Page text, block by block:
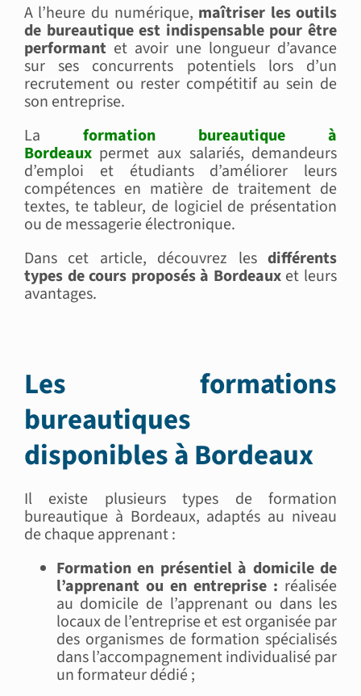
A l’heure du numérique, maîtriser les outils
de bureautique est indispensable pour être
performantet avoir une longueur d’avance
sur ses concurrents potentiels lors d’un
recrutement ou rester compétitif au sein de
son entreprise.
La formation bureautique à
Bordeauxpermet aux salariés, demandeurs
d’emploi et étudiants d’améliorer leurs
compétences en matière de traitement de
textes, te tableur, de logiciel de présentation
ou de messagerie électronique.
Dans cet article, découvrez lesdifférents
types de cours proposés à Bordeaux et leurs
avantages.
Les formations
bureautiques
disponibles à Bordeaux
Il existe plusieurs types de formation
bureautique à Bordeaux, adaptés au niveau
de chaque apprenant :
Formation en présentiel à domicile de
l’apprenant ou en entreprise : réalisée
au domicile de l’apprenant ou dans les
locaux de l’entreprise et est organisée par
des organismes de formation spécialisés
dans l’accompagnement individualisé par
un formateur dédié ;